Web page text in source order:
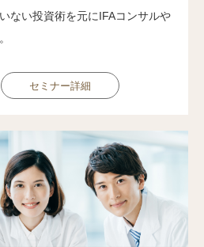
ない投資術を元にIFAコンサルや
セミナー詳細